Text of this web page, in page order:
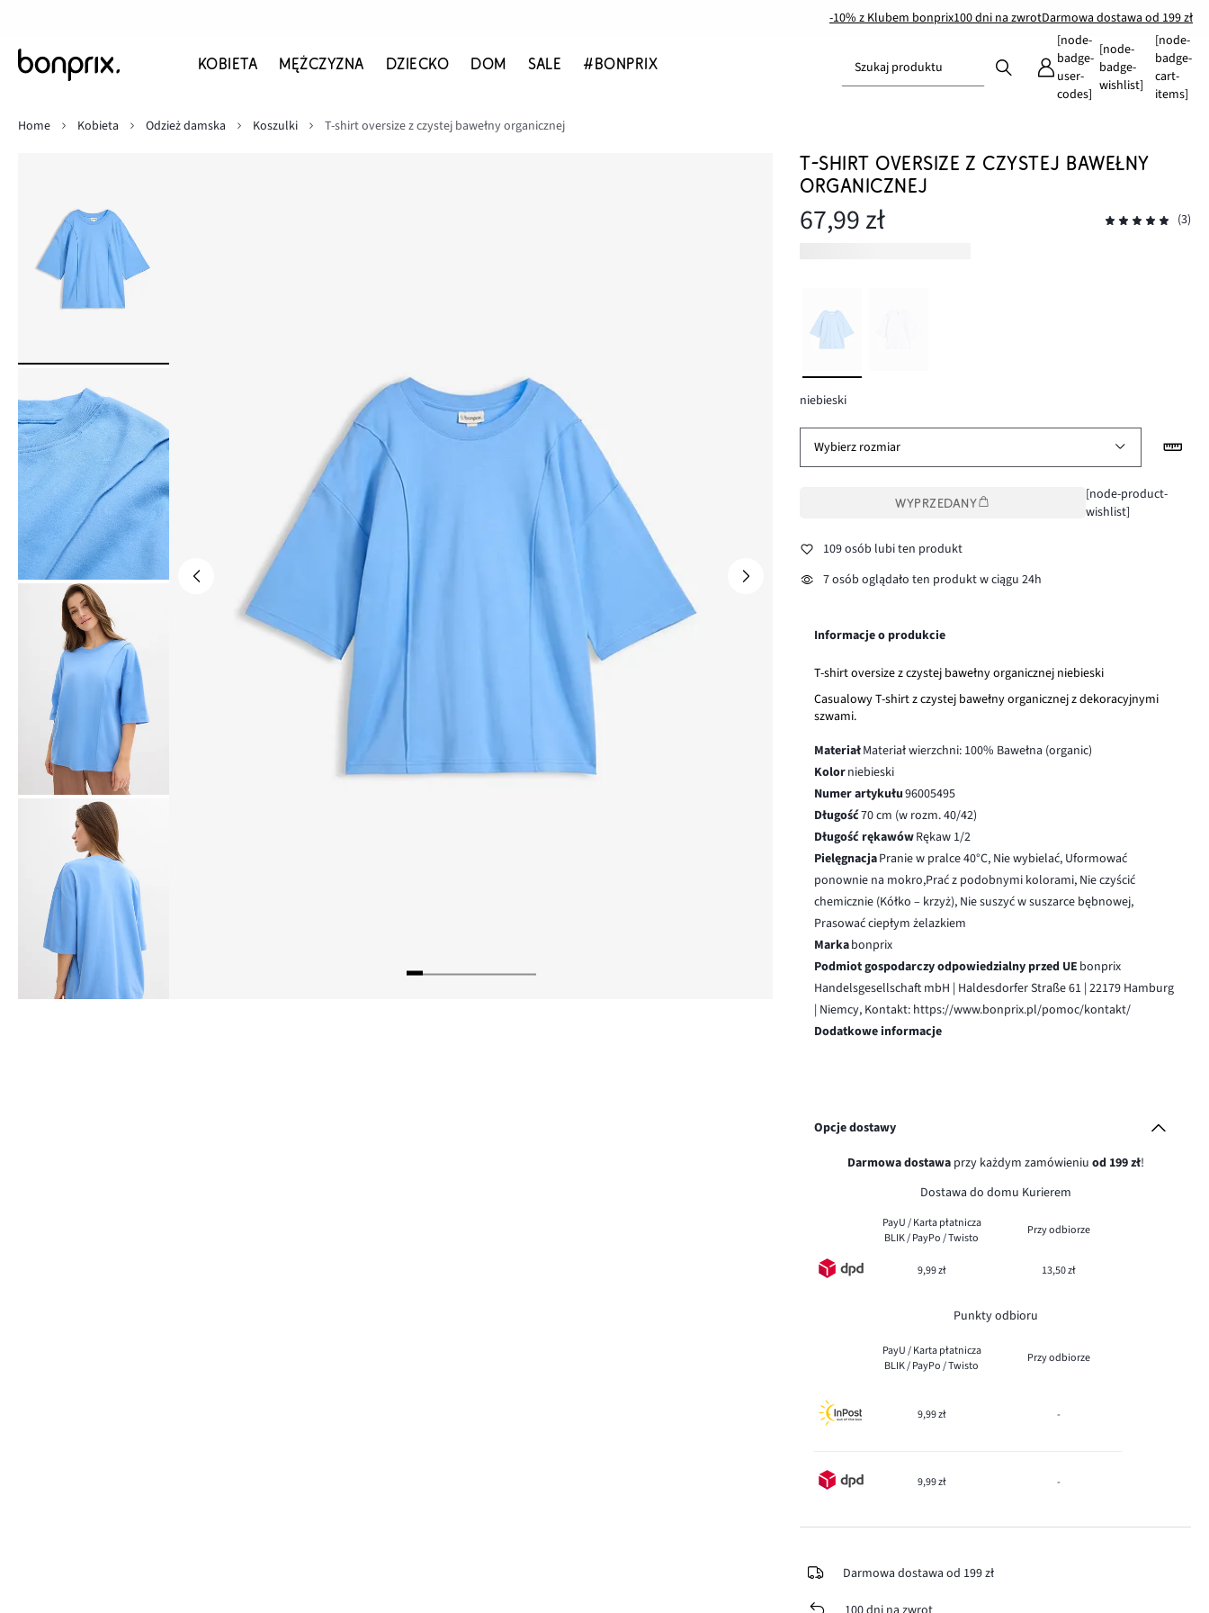
-10% z Klubem bonprix100 dni na zwrotDarmowa dostawa od 199 zł
KOBIETA MĘŻCZYZNA DZIECKO DOM SALE #BONPRIX Szukaj produktu
[node-
badge-
user-
codes]
[node-
badge-
wishlist]
[node-
badge-
cart-
items]
Home
Kobieta Odzież damska Koszulki T-shirt oversize z czystej bawełny organicznej
T-SHIRT OVERSIZE Z CZYSTEJ BAWEŁNY
ORGANICZNEJ
67,99 zł (3)
niebieski
Wybierz rozmiar
WYPRZEDANY
[node-product-
wishlist]
109 osób lubi ten produkt
7 osób oglądało ten produkt w ciągu 24h
Informacje o produkcie
T-shirt oversize z czystej bawełny organicznej niebieski
Casualowy T-shirt z czystej bawełny organicznej z dekoracyjnymi
szwami.
MateriałMateriał wierzchni: 100% Bawełna (organic)
Kolorniebieski
Numer artykułu96005495
Długość70 cm (w rozm. 40/42)
Długość rękawówRękaw 1/2
PielęgnacjaPranie w pralce 40°C, Nie wybielać, Uformować
ponownie na mokro,Prać z podobnymi kolorami, Nie czyścić
chemicznie (Kółko – krzyż), Nie suszyć w suszarce bębnowej,
Prasować ciepłym żelazkiem
Markabonprix
Podmiot gospodarczy odpowiedzialny przed UE bonprix
Handelsgesellschaft mbH | Haldesdorfer Straße 61 | 22179 Hamburg
| Niemcy, Kontakt: https://www.bonprix.pl/pomoc/kontakt/
Dodatkowe informacje
Opcje dostawy
Darmowa dostawaprzy każdym zamówieniu od 199 zł!
Dostawa do domu Kurierem
PayU / Karta płatnicza
BLIK / PayPo / Twisto
Przy odbiorze
9,99 zł 13,50 zł
Punkty odbioru
PayU / Karta płatnicza
BLIK / PayPo / Twisto
Przy odbiorze
9,99 zł -
9,99 zł -
Darmowa dostawa od 199 zł